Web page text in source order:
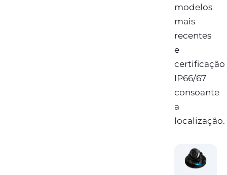
modelos
mais
recentes
e
certificação
IP66/67
consoante
a
localização.